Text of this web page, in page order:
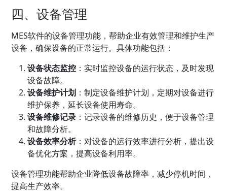
四、设备管理
MES软件的设备管理功能，帮助企业有效管理和维护生产
设备，确保设备的正常运行。具体功能包括：
设备状态监控 ：实时监控设备的运行状态，及时发现
设备故障。
设备维护计划 ：制定设备维护计划，定期对设备进行
维护保养，延长设备使用寿命。
设备维修记录 ：记录设备的维修历史，便于设备管理
和故障分析。
设备效率分析：对设备的运行效率进行分析，提出设
备优化方案，提高设备利用率。
设备管理功能帮助企业降低设备故障率，减少停机时间，
提高生产效率。